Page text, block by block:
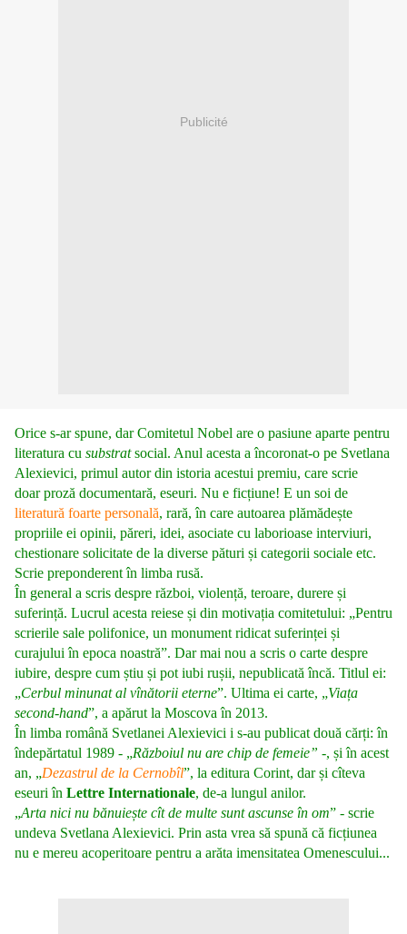
Publicité
Orice s-ar spune, dar Comitetul Nobel are o pasiune aparte pentru
literatura cu substratsocial. Anul acesta a încoronat-o pe Svetlana
Alexievici, primul autor din istoria acestui premiu, care scrie
doar proză documentară, eseuri. Nu e ficțiune! E un soi de
literatură foarte personală, rară, în care autoarea plămădește
propriile ei opinii, păreri, idei, asociate cu laborioase interviuri,
chestionare solicitate de la diverse pături și categorii sociale etc.
Scrie preponderent în limba rusă.
În general a scris despre război, violență, teroare, durere și
suferință. Lucrul acesta reiese și din motivația comitetului: „Pentru
scrierile sale polifonice, un monument ridicat suferinței și
curajului în epoca noastră”. Dar mai nou a scris o carte despre
iubire, despre cum știu și pot iubi rușii, nepublicată încă. Titlul ei:
„Cerbul minunat al vînătorii eterne”. Ultima ei carte, „Viața
second-hand”, a apărut la Moscova în 2013.
În limba română Svetlanei Alexievici i s-au publicat două cărți: în
îndepărtatul 1989 - „Războiul nu are chip de femeie” -, și în acest
an, „Dezastrul de la Cernobîl”, la editura Corint, dar și cîteva
eseuri în Lettre Internationale, de-a lungul anilor.
„Arta nici nu bănuiește cît de multe sunt ascunse în om” - scrie
undeva Svetlana Alexievici. Prin asta vrea să spună că ficțiunea
nu e mereu acoperitoare pentru a arăta imensitatea Omenescului...